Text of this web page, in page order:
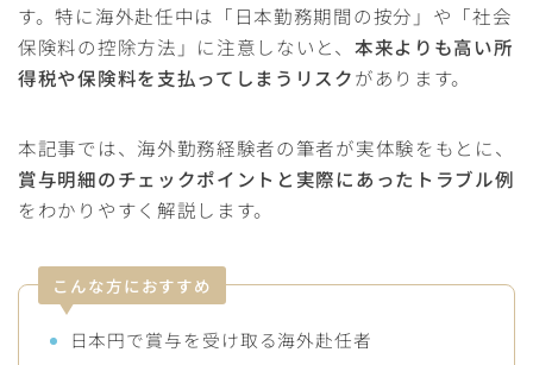
す。特に海外赴任中は「日本勤務期間の按分」や「社会
保険料の控除方法」に注意しないと、 本来よりも高い所
得税や保険料を支払ってしまうリスクがあります。
本記事では、海外勤務経験者の筆者が実体験をもとに、
賞与明細のチェックポイントと実際にあったトラブル例
をわかりやすく解説します。
こんな方におすすめ
日本円で賞与を受け取る海外赴任者